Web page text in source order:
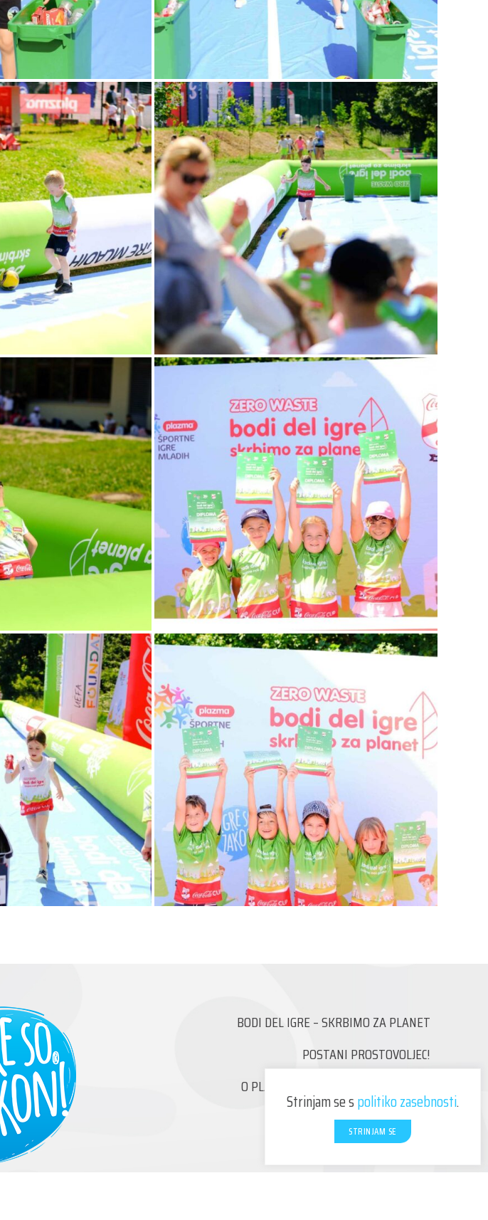
BODI DEL IGRE – SKRBIMO ZA PLANET
POSTANI PROSTOVOLJEC!
O PLAZMA ŠPORTNIH IGRAH MLADIH
KONTAKT
Strinjam se spolitiko zasebnosti.
STRINJAM SE